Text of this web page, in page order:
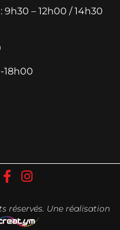
– 12h00 / 14h30
18h00
réservés. Une réalisation